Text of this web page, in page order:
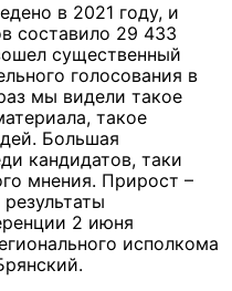
в 2021 году, и
составило 29 433
существенный
голосования в
мы видели такое
такое
Большая
кандидатов, таки
мнения. Прирост –
2 июня
исполкома